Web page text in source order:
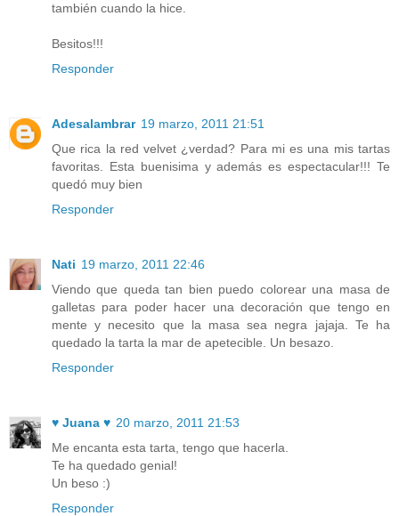
también cuando la hice.
Besitos!!!
Responder
Adesalambrar 19 marzo, 2011 21:51
Que rica la red velvet ¿verdad? Para mi es una mis tartas
favoritas. Esta buenisima y además es espectacular!!! Te
quedó muy bien
Responder
Nati 19 marzo, 2011 22:46
Viendo que queda tan bien puedo colorear una masa de
galletas para poder hacer una decoración que tengo en
mente y necesito que la masa sea negra jajaja. Te ha
quedado la tarta la mar de apetecible. Un besazo.
Responder
♥ Juana ♥ 20 marzo, 2011 21:53
Me encanta esta tarta, tengo que hacerla.
Te ha quedado genial!
Un beso :)
Responder